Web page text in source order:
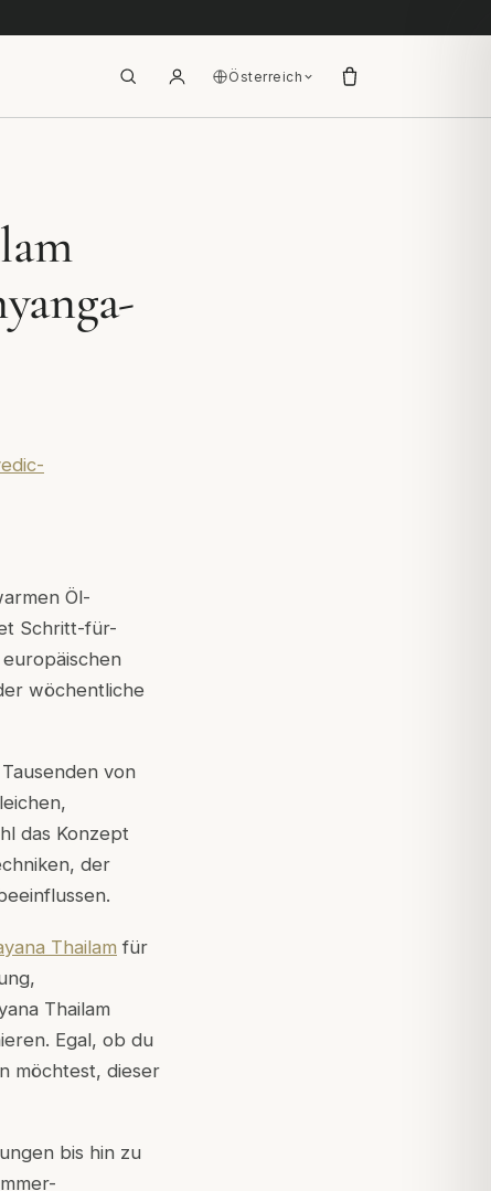
Österreich
Öl-
Schritt-für-
wöchentliche
von
das Konzept
der
Thailam für
Thailam
Egal, ob du
möchtest, dieser
bis hin zu